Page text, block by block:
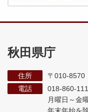
秋田県庁
住所
〒010-
電話
018-860-
月曜日～金